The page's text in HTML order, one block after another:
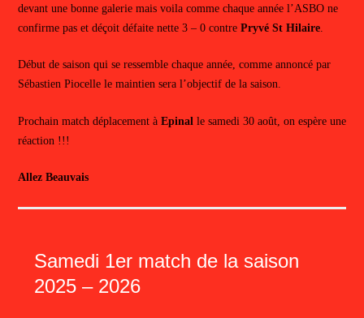
devant une bonne galerie mais voila comme chaque année l’ASBO ne
confirme pas et déçoit défaite nette 3 – 0 contre Pryvé St Hilaire.
Début de saison qui se ressemble chaque année, comme annoncé par
Sébastien Piocelle le maintien sera l’objectif de la saison.
Prochain match déplacement àEpinal le samedi 30 août, on espère une
réaction !!!
Allez Beauvais
Samedi 1er match de la saison
2025 – 2026